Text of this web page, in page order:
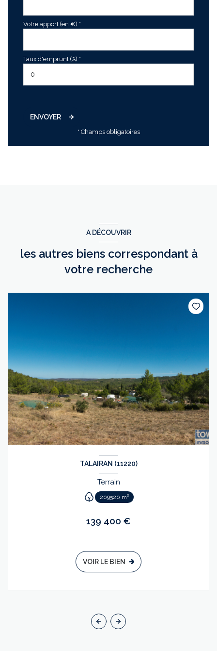
Votre apport (en €) *
Taux d'emprunt (%) *
ENVOYER
* Champs obligatoires
A DÉCOUVRIR
les autres biens correspondant à
votre recherche
TALAIRAN (11220)
Terrain
209520 m²
139 400 €
VOIR LE BIEN